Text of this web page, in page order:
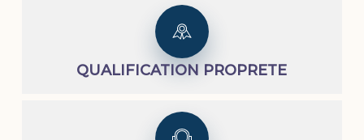
QUALIFICATION PROPRETE